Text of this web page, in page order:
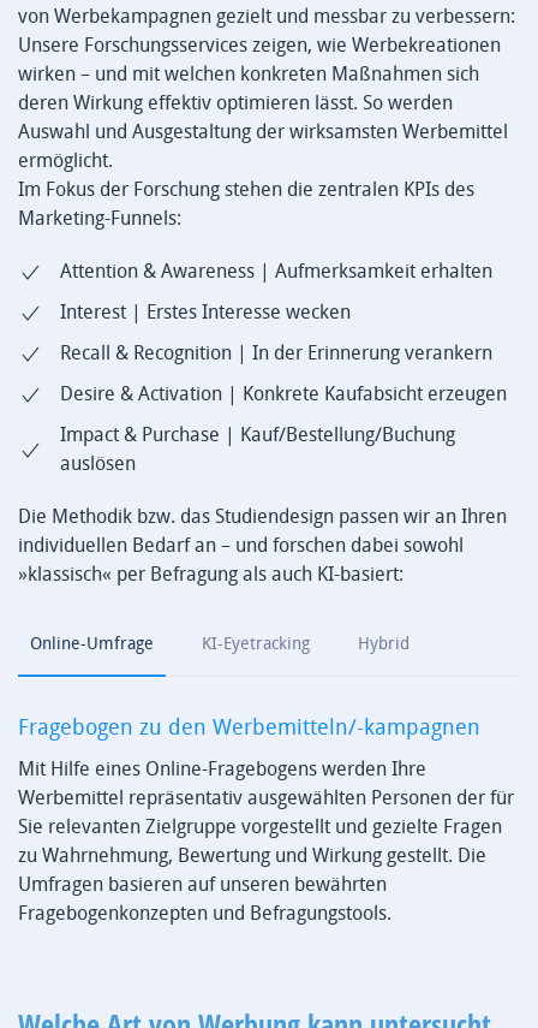
von Werbekampagnen gezielt und messbar zu verbessern:
Unsere Forschungsservices zeigen, wie Werbekreationen
wirken – und mit welchen konkreten Maßnahmen sich
deren Wirkung effektiv optimieren lässt. So werden
Auswahl und Ausgestaltung der wirksamsten Werbemittel
ermöglicht.
Im Fokus der Forschung stehen die zentralen KPIs des
Marketing-Funnels:
Attention & Awareness | Aufmerksamkeit erhalten
Interest | Erstes Interesse wecken
Recall & Recognition | In der Erinnerung verankern
Desire & Activation | Konkrete Kaufabsicht erzeugen
Impact & Purchase | Kauf/Bestellung/Buchung
auslösen
Die Methodik bzw. das Studiendesign passen wir an Ihren
individuellen Bedarf an – und forschen dabei sowohl
»klassisch« per Befragung als auch KI-basiert:
Online-Umfrage KI-Eyetracking Hybrid
Fragebogen zu den Werbemitteln/-kampagnen
Mit Hilfe eines Online-Fragebogens werden Ihre
Werbemittel repräsentativ ausgewählten Personen der für
Sie relevanten Zielgruppe vorgestellt und gezielte Fragen
zu Wahrnehmung, Bewertung und Wirkung gestellt. Die
Umfragen basieren auf unseren bewährten
Fragebogenkonzepten und Befragungstools.